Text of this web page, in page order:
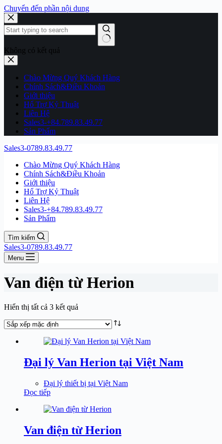
Chuyển đến phần nội dung
Không có kết quả
Chào Mừng Quý Khách Hàng
Chính Sách&Điều Khoản
Giới thiệu
Hổ Trợ Kỷ Thuật
Liên Hệ
Sales3-+84.789.83.49.77
Sản Phẩm
Sales3-0789.83.49.77
Chào Mừng Quý Khách Hàng
Chính Sách&Điều Khoản
Giới thiệu
Hổ Trợ Kỷ Thuật
Liên Hệ
Sales3-+84.789.83.49.77
Sản Phẩm
Tìm kiếm
Sales3-0789.83.49.77
Menu
Van điện từ Herion
Hiển thị tất cả 3 kết quả
Đại lý Van Herion tại Việt Nam
Đại lý thiết bị tại Việt Nam
Đọc tiếp
Van điện từ Herion